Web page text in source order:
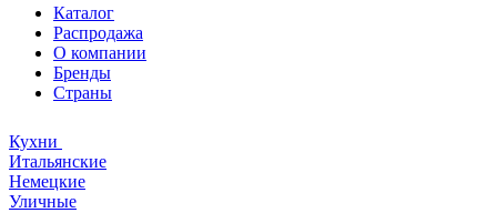
Каталог
Распродажа
О компании
Бренды
Страны
Кухни
Итальянские
Немецкие
Уличные